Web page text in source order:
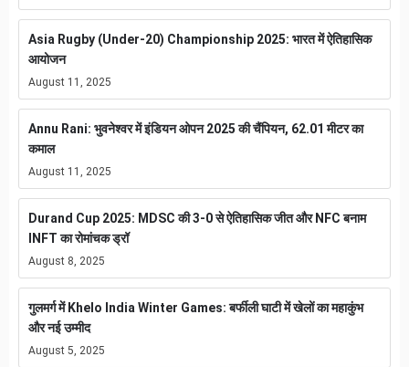
Asia Rugby (Under-20) Championship 2025: भारत में ऐतिहासिक
आयोजन
August 11, 2025
Annu Rani: भुवनेश्वर में इंडियन ओपन 2025 की चैंपियन, 62.01 मीटर का
कमाल
August 11, 2025
Durand Cup 2025: MDSC की 3-0 से ऐतिहासिक जीत और NFC बनाम
INFT का रोमांचक ड्रॉ
August 8, 2025
गुलमर्ग में Khelo India Winter Games: बर्फीली घाटी में खेलों का महाकुंभ
और नई उम्मीद
August 5, 2025